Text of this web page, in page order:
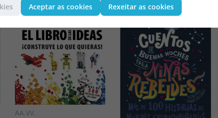
Aceptar as cookies Rexeitar as cookies
AA.VV.